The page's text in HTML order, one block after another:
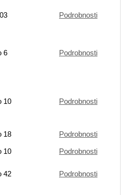
Podrobnosti
6 Podrobnosti
10 Podrobnosti
18
Podrobnosti
10 Podrobnosti
42 Podrobnosti